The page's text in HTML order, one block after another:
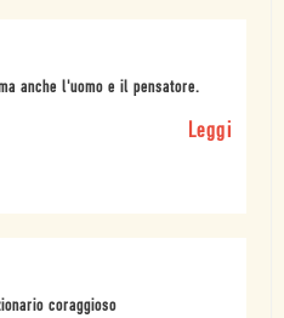
anche l'uomo e il pensatore.
Leggi
coraggioso